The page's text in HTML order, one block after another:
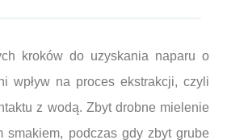
kroków do uzyskania naparu o
wpływ na proces ekstrakcji, czyli
z wodą. Zbyt drobne mielenie
smakiem, podczas gdy zbyt grube